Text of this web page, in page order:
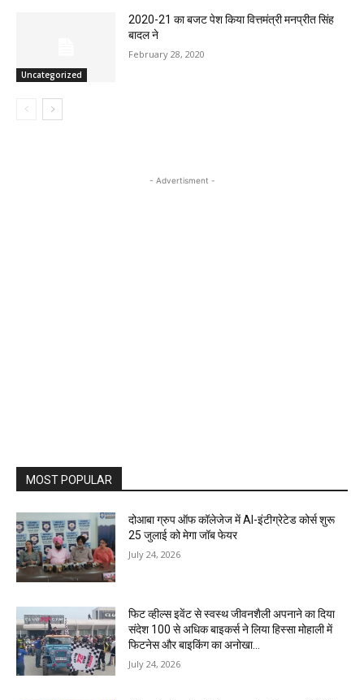
Uncategorized
2020-21 का बजट पेश किया वित्तमंत्री मनप्रीत सिंह
बादल ने
February 28, 2020
- Advertisment -
MOST POPULAR
दोआबा ग्रुप ऑफ कॉलेजेज में AI-इंटीग्रेटेड कोर्स शुरू
25 जुलाई को मेगा जॉब फेयर
July 24, 2026
फिट व्हील्स इवेंट से स्वस्थ जीवनशैली अपनाने का दिया
संदेश 100 से अधिक बाइकर्स ने लिया हिस्सा मोहाली में
फिटनेस और बाइकिंग का अनोखा...
July 24, 2026